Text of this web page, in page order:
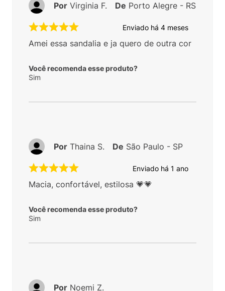
Enviado há 4 meses
Amei essa sandalia e ja quero de outra cor
Você recomenda esse produto?
Sim
Por Virginia F. De Porto Alegre - RS
Enviado há 1 ano
Macia, confortável, estilosa 💗💗
Você recomenda esse produto?
Sim
Por Thaina S. De São Paulo - SP
Por Noemi Z.